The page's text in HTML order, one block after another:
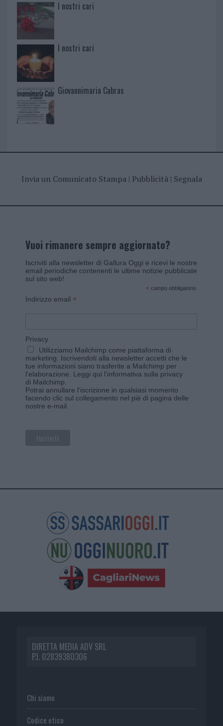
I nostri cari
I nostri cari
Giovannimaria Cabras
Invia un Comunicato Stampa| Pubblicità| Segnala
Vuoi rimanere sempre aggiornato?
Iscriviti alla newsletter di Gallura Oggi e ricevi le nostre
email periodiche contenenti le ultime notizie pubblicate
sul sito web!
* campo obbligatorio
Indirizzo email *
Privacy
Utilizziamo Mailchimp come piattaforma di
marketing. Iscrivendoti alla newsletter accetti che le
tue informazioni siano trasferite a Mailchimp per
l'elaborazione. Leggi qui l'informativa sulla privacy
di Mailchimp
Potrai annullare l'iscrizione in qualsiasi momento
facendo clic sul collegamento nel piè di pagina delle
nostre e-mail.
DIRETTA MEDIA ADV SRL
P.I. 02839380306
Chi siamo
Codice etico